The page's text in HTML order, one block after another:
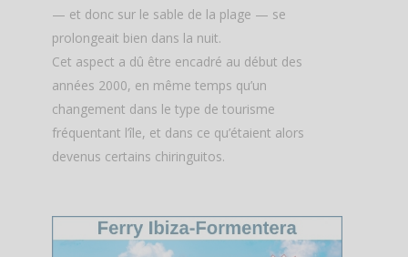
— et donc sur le sable de la plage — se
prolongeait bien dans la nuit.
Cet aspect a dû être encadré au début des
années 2000, en même temps qu’un
changement dans le type de tourisme
fréquentant l’île, et dans ce qu’étaient alors
devenus certains chiringuitos.